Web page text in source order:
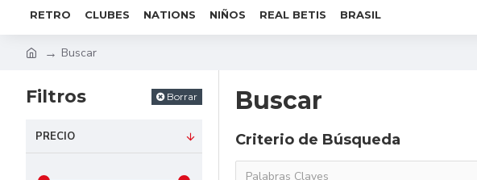
RETRO CLUBES NATIONS NIÑOS REAL BETIS BRASIL
Buscar
Filtros Borrar
PRECIO
Buscar
Criterio de Búsqueda